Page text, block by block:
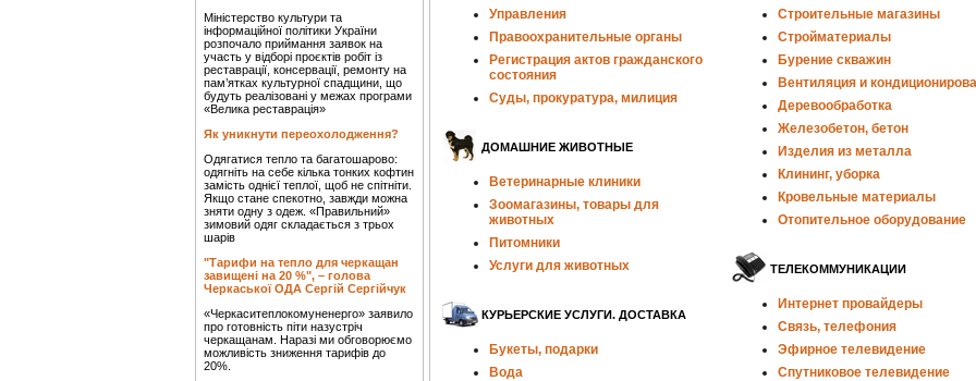
Міністерство культури та
інформаційної політики України
розпочало приймання заявок на
участь у відборі проєктів робіт із
реставрації, консервації, ремонту на
пам’ятках культурної спадщини, що
будуть реалізовані у межах програми
«Велика реставрація»
Як уникнути переохолодження?
Одягатися тепло та багатошарово:
одягніть на себе кілька тонких кофтин
замість однієї теплої, щоб не спітніти.
Якщо стане спекотно, завжди можна
зняти одну з одеж. «Правильний»
зимовий одяг складається з трьох
шарів
"Тарифи на тепло для черкащан
завищені на 20 %", – голова
Черкаської ОДА Сергій Сергійчук
«Черкаситеплокомуненерго» заявило
про готовність піти назустріч
черкащанам. Наразі ми обговорюємо
можливість зниження тарифів до
20%.
Управления
Правоохранительные органы
Регистрация актов гражданского
состояния
Суды, прокуратура, милиция
ДОМАШНИЕ ЖИВОТНЫЕ
Ветеринарные клиники
Зоомагазины, товары для
животных
Питомники
Услуги для животных
КУРЬЕРСКИЕ УСЛУГИ. ДОСТАВКА
Букеты, подарки
Вода
Строительные магазины
Стройматериалы
Бурение скважин
Вентиляция и
Деревообработка
Железобетон, бетон
Изделия из металла
Клининг, уборка
Кровельные материалы
Отопительное оборудование
ТЕЛЕКОММУНИКАЦИИ
Интернет провайдеры
Связь, телефония
Эфирное телевидение
Спутниковое телевидение